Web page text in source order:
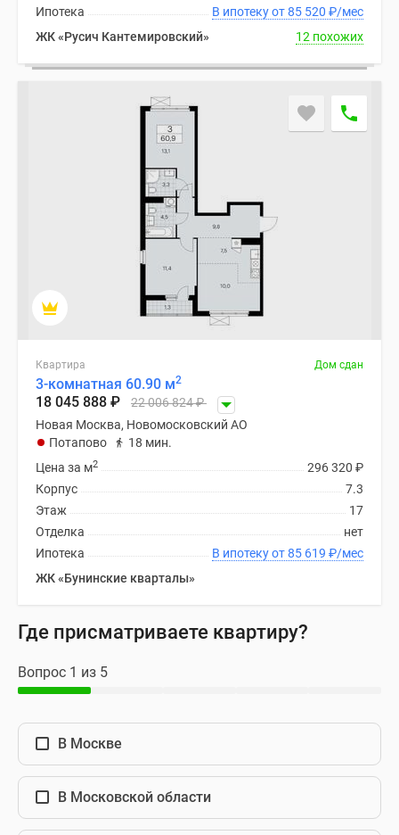
В ипотеку от 85 520 ₽/мес
Ипотека
ЖК «Русич Кантемировский»
12 похожих
Квартира Дом сдан
3-комнатная 60.90 м2
18 045 888 ₽ 22 006 824₽
Новая Москва, Новомосковский АО
Потапово
18 мин.
296 320 ₽
Цена за м2
7.3
Корпус
17
Этаж
нет
Отделка
В ипотеку от 85 619 ₽/мес
Ипотека
ЖК «Бунинские кварталы»
Где присматриваете квартиру?
Вопрос 1 из 5
В Москве
В Московской области